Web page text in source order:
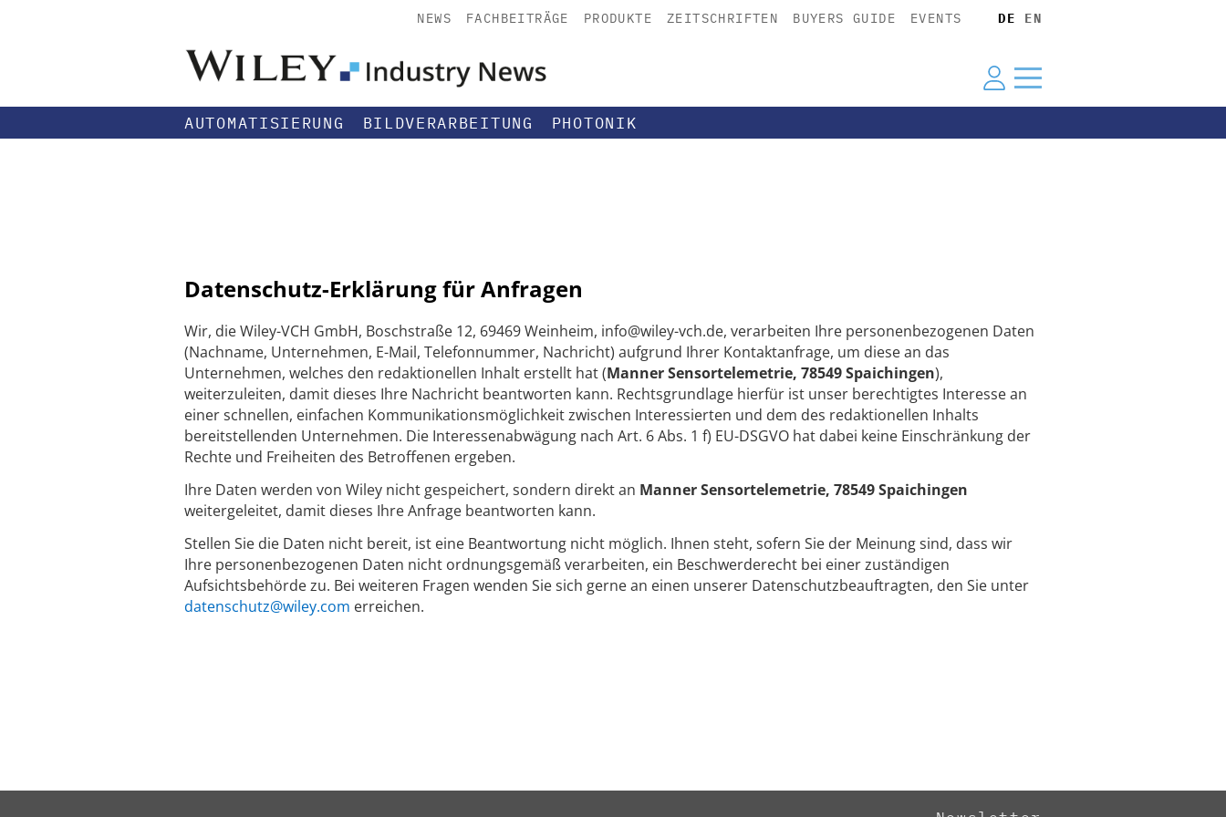
NEWS FACHBEITRÄGE PRODUKTE ZEITSCHRIFTEN BUYERS GUIDE EVENTS DE EN
AUTOMATISIERUNG BILDVERARBEITUNG PHOTONIK
Datenschutz-Erklärung für Anfragen
Wir, die Wiley-VCH GmbH, Boschstraße 12, 69469 Weinheim, info@wiley-vch.de, verarbeiten Ihre personenbezogenen Daten
(Nachname, Unternehmen, E-Mail, Telefonnummer, Nachricht) aufgrund Ihrer Kontaktanfrage, um diese an das
Unternehmen, welches den redaktionellen Inhalt erstellt hat (Manner Sensortelemetrie, 78549 Spaichingen),
weiterzuleiten, damit dieses Ihre Nachricht beantworten kann. Rechtsgrundlage hierfür ist unser berechtigtes Interesse an
einer schnellen, einfachen Kommunikationsmöglichkeit zwischen Interessierten und dem des redaktionellen Inhalts
bereitstellenden Unternehmen. Die Interessenabwägung nach Art. 6 Abs. 1 f) EU-DSGVO hat dabei keine Einschränkung der
Rechte und Freiheiten des Betroffenen ergeben.
Ihre Daten werden von Wiley nicht gespeichert, sondern direkt an Manner Sensortelemetrie, 78549 Spaichingen
weitergeleitet, damit dieses Ihre Anfrage beantworten kann.
Stellen Sie die Daten nicht bereit, ist eine Beantwortung nicht möglich. Ihnen steht, sofern Sie der Meinung sind, dass wir
Ihre personenbezogenen Daten nicht ordnungsgemäß verarbeiten, ein Beschwerderecht bei einer zuständigen
Aufsichtsbehörde zu. Bei weiteren Fragen wenden Sie sich gerne an einen unserer Datenschutzbeauftragten, den Sie unter
datenschutz@wiley.com erreichen.